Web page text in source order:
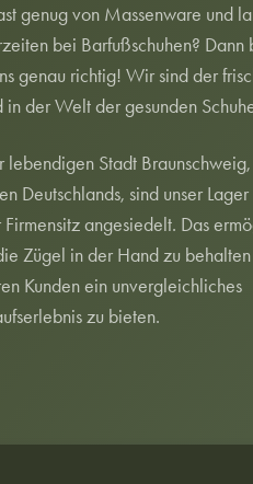
genug von Massenware und
bei Barfußschuhen? Dann
genau richtig! Wir sind der
in der Welt der gesunden
lebendigen Stadt
Deutschlands, sind unser
Firmensitz angesiedelt. Das
Zügel in der Hand zu
Kunden ein unvergleichliches
zu bieten.